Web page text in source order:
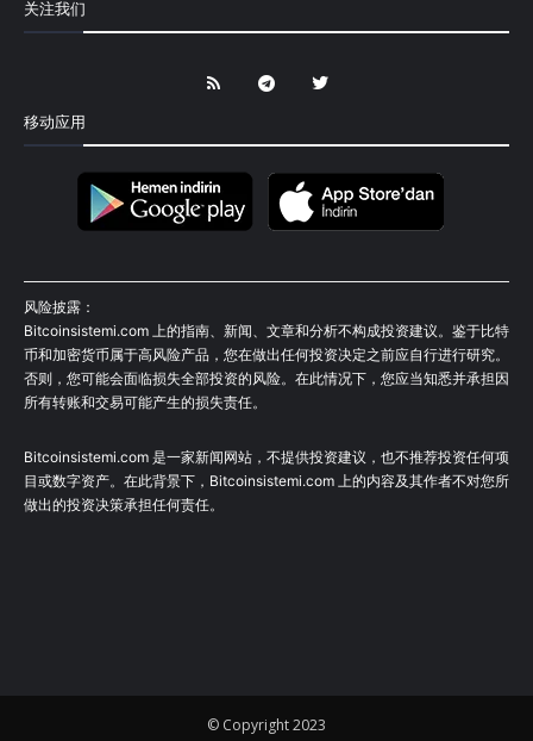
关注我们
移动应用
风险披露：
Bitcoinsistemi.com 上的指南、新闻、文章和分析不构成投资建议。鉴于比特
币和加密货币属于高风险产品，您在做出任何投资决定之前应自行进行研究。
否则，您可能会面临损失全部投资的风险。在此情况下，您应当知悉并承担因
所有转账和交易可能产生的损失责任。
Bitcoinsistemi.com 是一家新闻网站，不提供投资建议，也不推荐投资任何项
目或数字资产。在此背景下，Bitcoinsistemi.com 上的内容及其作者不对您所
做出的投资决策承担任何责任。
© Copyright 2023